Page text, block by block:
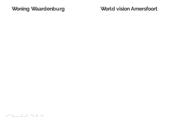
Woning Waardenburg World vision Amersfoort